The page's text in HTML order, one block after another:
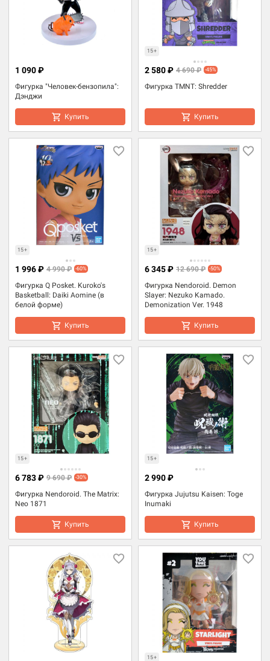
Фигурка "Человек-бензопила":
Дэнджи
1 090 ₽
Купить
15+
Фигурка TMNT: Shredder
2 580 ₽ 4 690 ₽ -45%
Купить
15+
Фигурка Q Posket. Kuroko's
Basketball: Daiki Aomine (в
белой форме)
1 996 ₽ 4 990 ₽ -60%
Купить
15+
Фигурка Nendoroid. Demon
Slayer: Nezuko Kamado.
Demonization Ver. 1948
6 345 ₽ 12 690 ₽ -50%
Купить
15+
Фигурка Nendoroid. The Matrix:
Neo 1871
6 783 ₽ 9 690 ₽ -30%
Купить
15+
Фигурка Jujutsu Kaisen: Toge
Inumaki
2 990 ₽
Купить
15+